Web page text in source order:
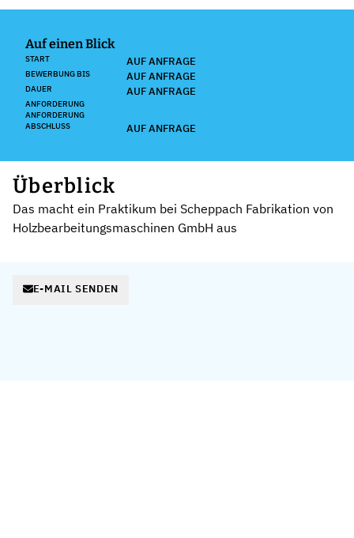
Auf einen Blick
START AUF ANFRAGE
BEWERBUNG BIS AUF ANFRAGE
DAUER AUF ANFRAGE
ANFORDERUNG
ANFORDERUNG
ABSCHLUSS
AUF ANFRAGE
Überblick
Das macht ein Praktikum bei Scheppach Fabrikation von
Holzbearbeitungsmaschinen GmbH aus
E-MAIL SENDEN